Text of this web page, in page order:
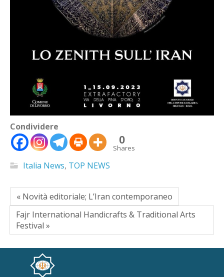
Condividere
0
Shares
Italia News, TOP NEWS
« Novità editoriale; L’Iran contemporaneo
Fajr International Handicrafts & Traditional Arts
Festival »